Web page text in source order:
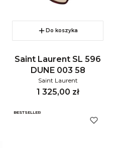
Do koszyka
Saint Laurent SL 596
DUNE 003 58
Saint Laurent
Cena
1 325,00 zł
BESTSELLER